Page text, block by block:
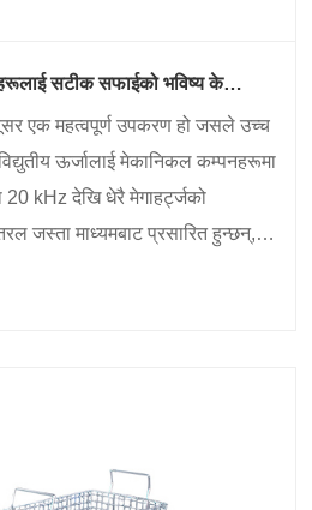
सटीक सफाईको भविष्य के
एक महत्वपूर्ण उपकरण हो जसले उच्च
ऊर्जालाई मेकानिकल कम्पनहरूमा
20 kHz देखि धेरै मेगाहर्ट्जको
जस्ता माध्यमबाट प्रसारित हुन्छन्,